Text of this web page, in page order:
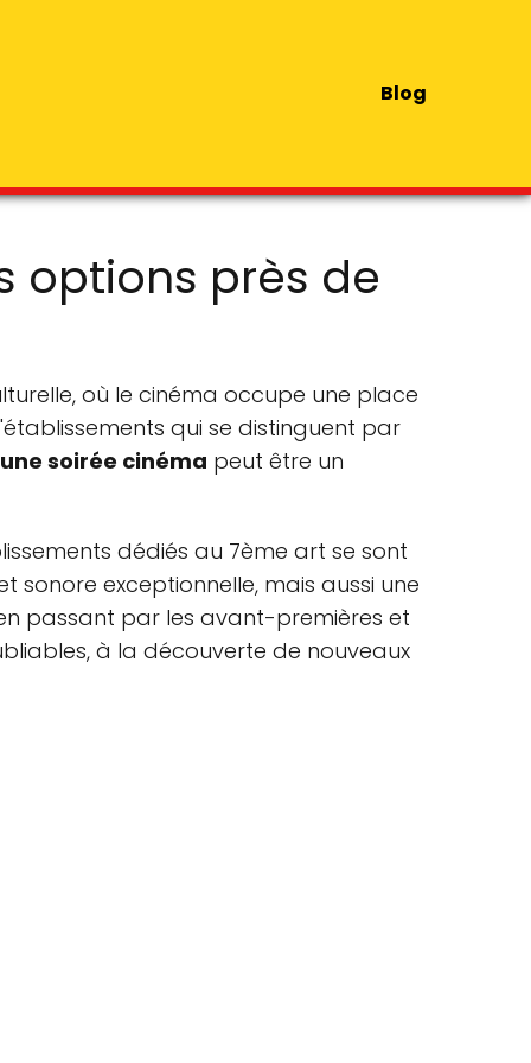
Blog
options près de
où le cinéma occupe une place
qui se distinguent par
soirée cinéma peut être un
dédiés au 7ème art se sont
sonore exceptionnelle, mais aussi une
passant par les avant-premières et
à la découverte de nouveaux